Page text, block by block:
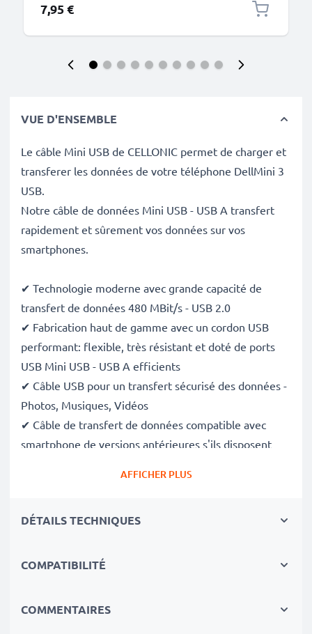
7,95 €
VUE D'ENSEMBLE
Le câble Mini USB de CELLONIC permet de charger et
transferer les données de votre téléphone DellMini 3
USB.
Notre câble de données Mini USB - USB A transfert
rapidement et sûrement vos données sur vos
smartphones.
✔ Technologie moderne avec grande capacité de
transfert de données 480 MBit/s - USB 2.0
✔ Fabrication haut de gamme avec un cordon USB
performant: flexible, très résistant et doté de ports
USB Mini USB - USB A efficients
✔ Câble USB pour un transfert sécurisé des données -
Photos, Musiques, Vidéos
✔ Câble de transfert de données compatible avec
smartphone de versions antérieures s'ils disposent
Matériau du Câble
Connecteur 1: Mini USB
AFFICHER PLUS
DÉTAILS TECHNIQUES
COMPATIBILITÉ
COMMENTAIRES